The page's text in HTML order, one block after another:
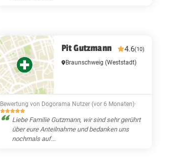
Pit Gutzmann 4.6(10)
Braunschweig (Weststadt)
Bewertung von Dogorama Nutzer (vor 6 Monaten)·
Liebe Familie Gutzmann, wir sind sehr gerührt
über eure Anteilnahme und bedanken uns
nochmals auf...